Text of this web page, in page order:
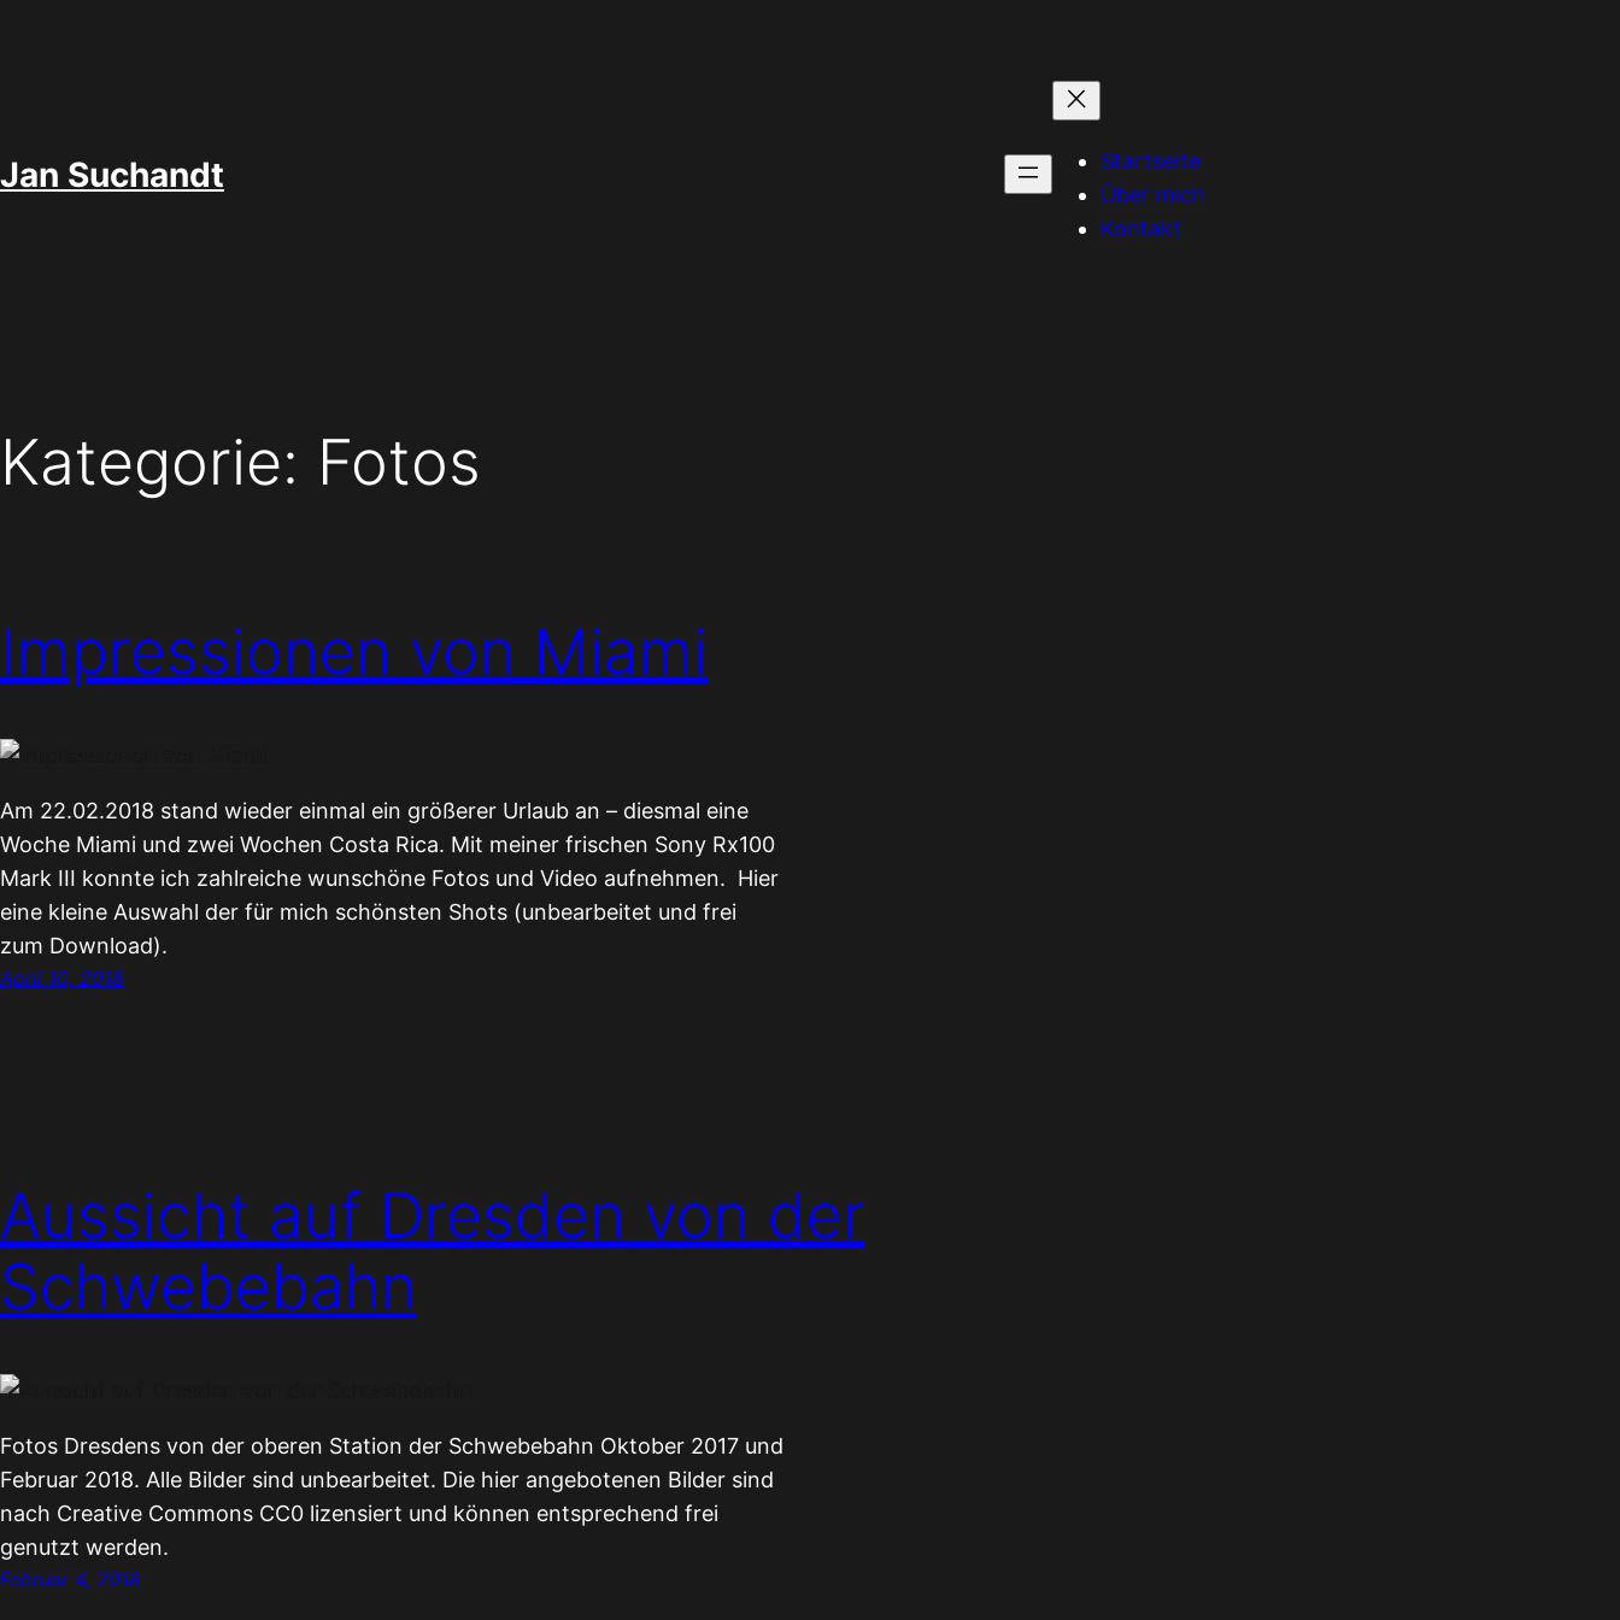
Jan Suchandt
Startseite
Über mich
Kontakt
Kategorie: Fotos
Impressionen von Miami
Am 22.02.2018 stand wieder einmal ein größerer Urlaub an – diesmal eine
Woche Miami und zwei Wochen Costa Rica. Mit meiner frischen Sony Rx100
Mark III konnte ich zahlreiche wunschöne Fotos und Video aufnehmen. Hier
eine kleine Auswahl der für mich schönsten Shots (unbearbeitet und frei
zum Download).
April 10, 2018
Aussicht auf Dresden von der
Schwebebahn
Fotos Dresdens von der oberen Station der Schwebebahn Oktober 2017 und
Februar 2018. Alle Bilder sind unbearbeitet. Die hier angebotenen Bilder sind
nach Creative Commons CC0 lizensiert und können entsprechend frei
genutzt werden.
Februar 4, 2018